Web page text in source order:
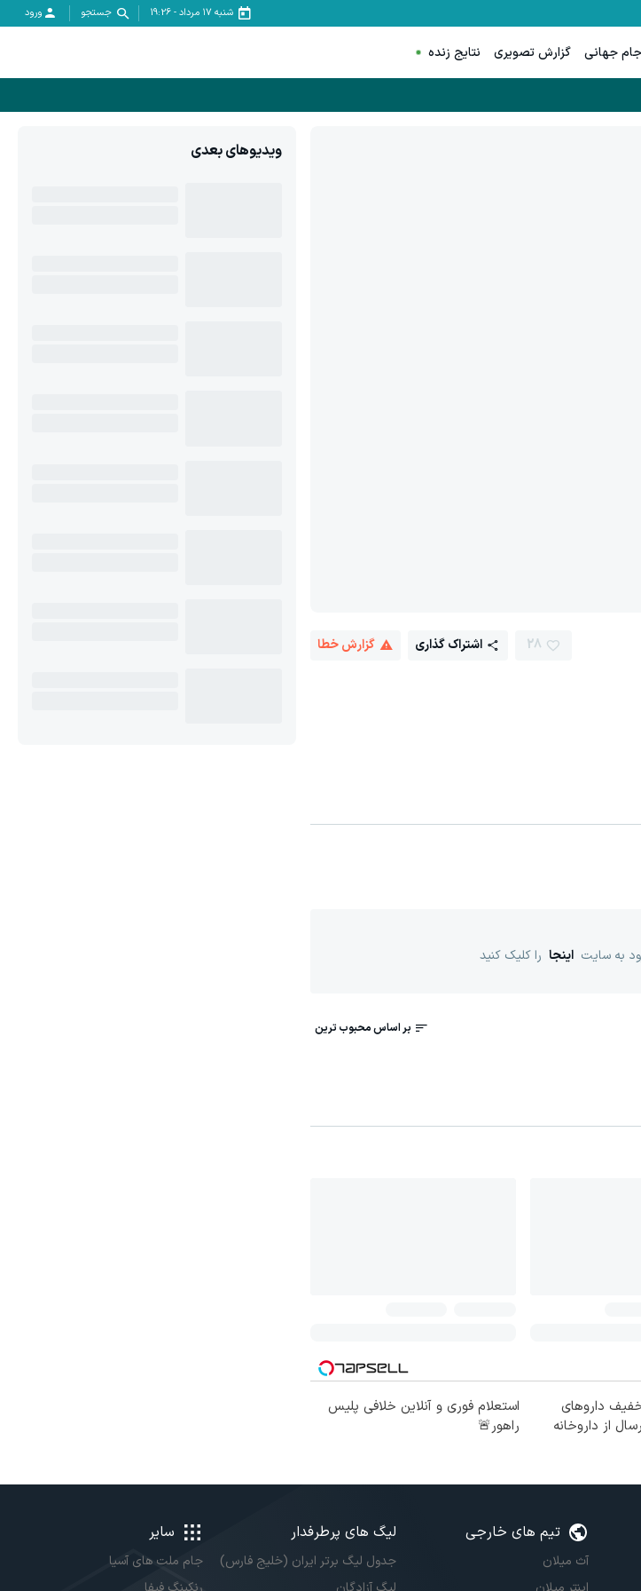
شنبه ۱۷ مرداد -
19:26 جستجو ورود
جام جهانی گزارش تصویری نتایج زنده
28 اشتراک گذاری گزارش خطا
به سایت اینجا را کلیک کنید
داروهای
از داروخانه
استعلام فوری و آنلاین خلافی پلیس
راهور🚨
ویدیوهای بعدی
تیم های خارجی
آث میلان
لیگ های پرطرفدار
جدول لیگ برتر ایران (خلیج فارس)
سایر
جام ملت های آسیا